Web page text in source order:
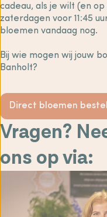
cadeau, als je wilt (en
zaterdagen voor 11:45
bloemen vandaag nog.
Bij wie mogen wij jouw
Banholt?
Direct bloemen
Vragen?
ons op via: